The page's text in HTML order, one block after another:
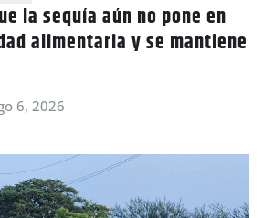
la sequía aún no pone en
alimentaria y se mantiene
6, 2026